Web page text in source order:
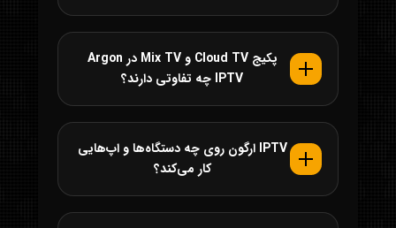
پکیج Cloud TV و Mix TV در Argon
IPTV چه تفاوتی دارند؟
IPTV ارگون روی چه دستگاه‌ها و اپ‌هایی
کار می‌کند؟